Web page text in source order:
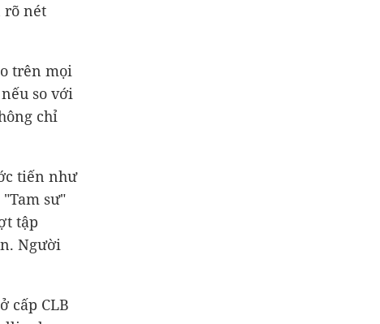
rõ nét
trên mọi
so với
chỉ
tiến như
sư"
tập
Người
cấp CLB